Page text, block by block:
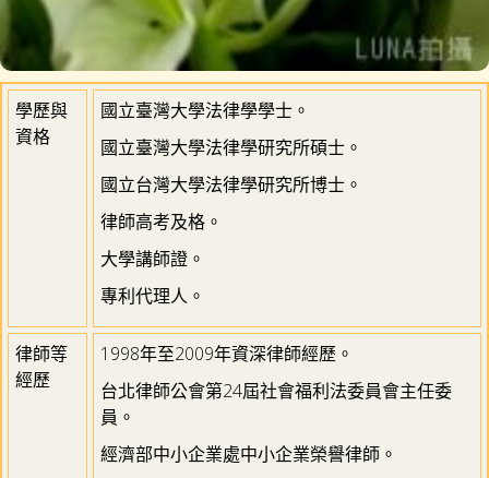
學歷與
資格
國立臺灣大學法律學學士。
國立臺灣大學法律學研究所碩士。
國立台灣大學法律學研究所博士。
律師高考及格。
大學講師證。
專利代理人。
律師等
經歷
1998年至2009年資深律師經歷。
台北律師公會第24屆社會福利法委員會主任委
員。
經濟部中小企業處中小企業榮譽律師。